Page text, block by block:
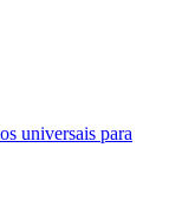
universais para